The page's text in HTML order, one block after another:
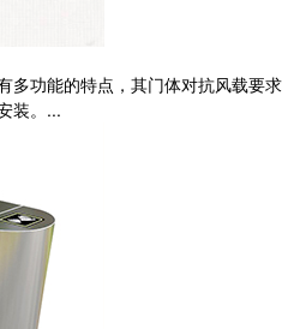
多功能的特点，其门体对抗风载要求
装。...